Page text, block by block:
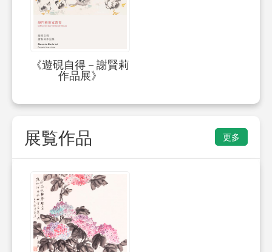
《遊硯自得－謝賢莉
作品展》
展覧作品 更多